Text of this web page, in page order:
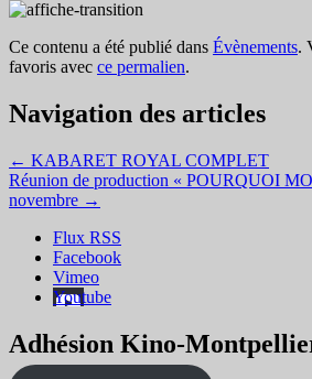
Ce contenu a été publié dans Évènements.
favoris avec ce permalien.
Navigation des articles
← KABARET ROYAL COMPLET
Réunion de production « POURQUOI
novembre →
Flux RSS
Facebook
Vimeo
Youtube
Adhésion Kino-